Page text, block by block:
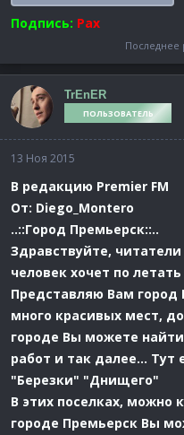
Подпись: Рах
Последнее
TrEnER
ПОЛЬЗОВАТЕЛЬ
13 Ноя 2015
В редакцию Premier FM
От: Diego_Montero
..::Город Премьерск::..
Здравствуйте,
человек хочет по
Представляю Вам город
много красивых мест,
городе Вы можете
работ и так далее... Тут
"Березки" "Днищего"
В этих поселках, можно
городе Премьерск Вы